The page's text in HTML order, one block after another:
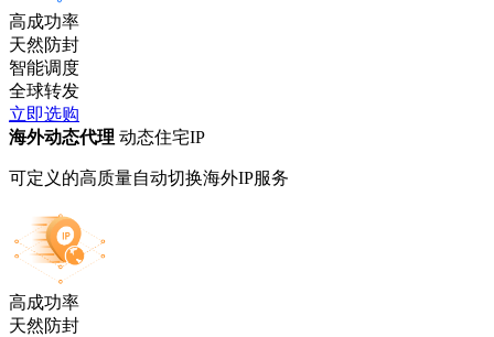
高成功率
天然防封
智能调度
全球转发
立即选购
海外动态代理 动态住宅IP
可定义的高质量自动切换海外IP服务
高成功率
天然防封